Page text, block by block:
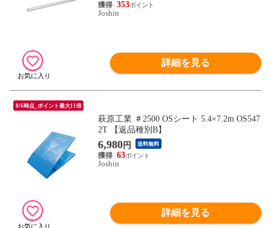
353
Joshin
詳細を見る
8/6時点_ポイント最大11倍
萩原工業 ＃2500 OSシート 5.4×7.2m OS547
2T 【返品種別B】
6,980円 送料無料
63
Joshin
詳細を見る